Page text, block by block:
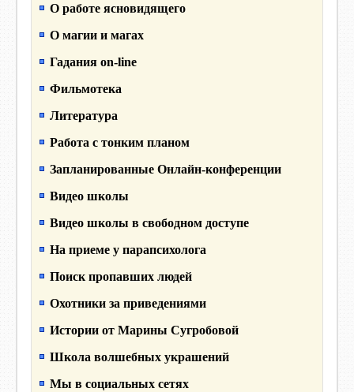
О работе ясновидящего
О магии и магах
Гадания on-line
Фильмотека
Литература
Работа с тонким планом
Запланированные Онлайн-конференции
Видео школы
Видео школы в свободном доступе
На приеме у парапсихолога
Поиск пропавших людей
Охотники за приведениями
Истории от Марины Сугробовой
Школа волшебных украшений
Мы в социальных сетях